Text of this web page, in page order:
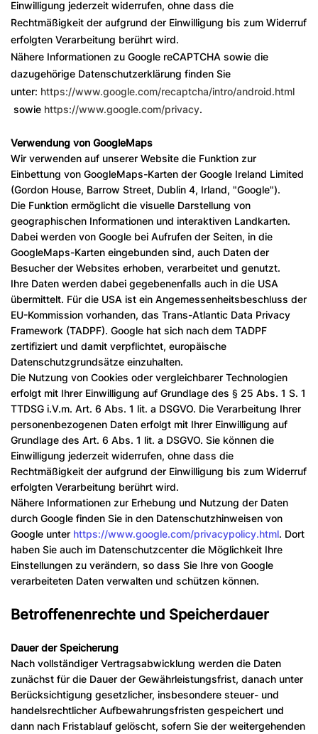
Einwilligung jederzeit widerrufen, ohne dass die
Rechtmäßigkeit der aufgrund der Einwilligung bis zum Widerruf
erfolgten Verarbeitung berührt wird.
Nähere Informationen zu Google reCAPTCHA sowie die
dazugehörige Datenschutzerklärung finden Sie
unter: https://www.google.com/recaptcha/intro/android.html
sowie https://www.google.com/privacy.
Verwendung von GoogleMaps
Wir verwenden auf unserer Website die Funktion zur
Einbettung von GoogleMaps-Karten der Google Ireland Limited
(Gordon House, Barrow Street, Dublin 4, Irland, "Google").
Die Funktion ermöglicht die visuelle Darstellung von
geographischen Informationen und interaktiven Landkarten.
Dabei werden von Google bei Aufrufen der Seiten, in die
GoogleMaps-Karten eingebunden sind, auch Daten der
Besucher der Websites erhoben, verarbeitet und genutzt.
Ihre Daten werden dabei gegebenenfalls auch in die USA
übermittelt. Für die USA ist ein Angemessenheitsbeschluss der
EU-Kommission vorhanden, das Trans-Atlantic Data Privacy
Framework (TADPF). Google hat sich nach dem TADPF
zertifiziert und damit verpflichtet, europäische
Datenschutzgrundsätze einzuhalten.
Die Nutzung von Cookies oder vergleichbarer Technologien
erfolgt mit Ihrer Einwilligung auf Grundlage des § 25 Abs. 1 S. 1
TTDSG i.V.m. Art. 6 Abs. 1 lit. a DSGVO. Die Verarbeitung Ihrer
personenbezogenen Daten erfolgt mit Ihrer Einwilligung auf
Grundlage des Art. 6 Abs. 1 lit. a DSGVO. Sie können die
Einwilligung jederzeit widerrufen, ohne dass die
Rechtmäßigkeit der aufgrund der Einwilligung bis zum Widerruf
erfolgten Verarbeitung berührt wird.
Nähere Informationen zur Erhebung und Nutzung der Daten
durch Google finden Sie in den Datenschutzhinweisen von
Google unter https://www.google.com/privacypolicy.html. Dort
haben Sie auch im Datenschutzcenter die Möglichkeit Ihre
Einstellungen zu verändern, so dass Sie Ihre von Google
verarbeiteten Daten verwalten und schützen können.
Betroffenenrechte und Speicherdauer
Dauer der Speicherung
Nach vollständiger Vertragsabwicklung werden die Daten
zunächst für die Dauer der Gewährleistungsfrist, danach unter
Berücksichtigung gesetzlicher, insbesondere steuer- und
handelsrechtlicher Aufbewahrungsfristen gespeichert und
dann nach Fristablauf gelöscht, sofern Sie der weitergehenden